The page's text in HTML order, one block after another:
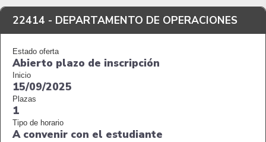
22414 - DEPARTAMENTO DE OPERACIONES
Estado oferta
Abierto plazo de inscripción
Inicio
15/09/2025
Plazas
1
Tipo de horario
A convenir con el estudiante